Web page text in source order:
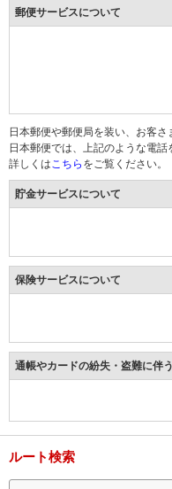
郵便サービスについて
日本郵便や郵便局を装い、お客
日本郵便では、上記のような電話
詳しくは こちらをご覧ください。
貯金サービスについて
保険サービスについて
通帳やカードの紛失・盗難に伴
ルート検索